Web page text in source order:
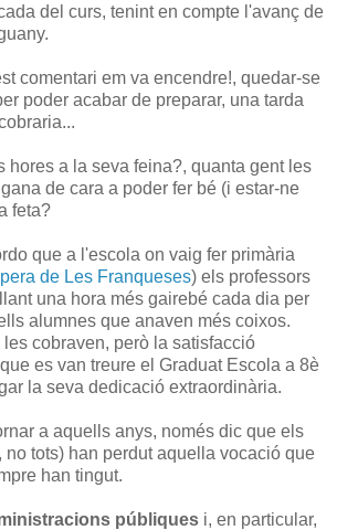
del curs, tenint en compte l'avanç de
comentari em va encendre!, quedar-se
poder acabar de preparar, una tarda
hores a la seva feina?, quanta gent les
de cara a poder fer bé (i estar-ne
feta?
que a l'escola on vaig fer primària
de Les Franqueses) els professors
una hora més gairebé cada dia per
alumnes que anaven més coixos.
cobraven, però la satisfacció
es van treure el Graduat Escola a 8è
la seva dedicació extraordinària.
a aquells anys, només dic que els
no tots) han perdut aquella vocació que
han tingut.
públiques i, en particular,